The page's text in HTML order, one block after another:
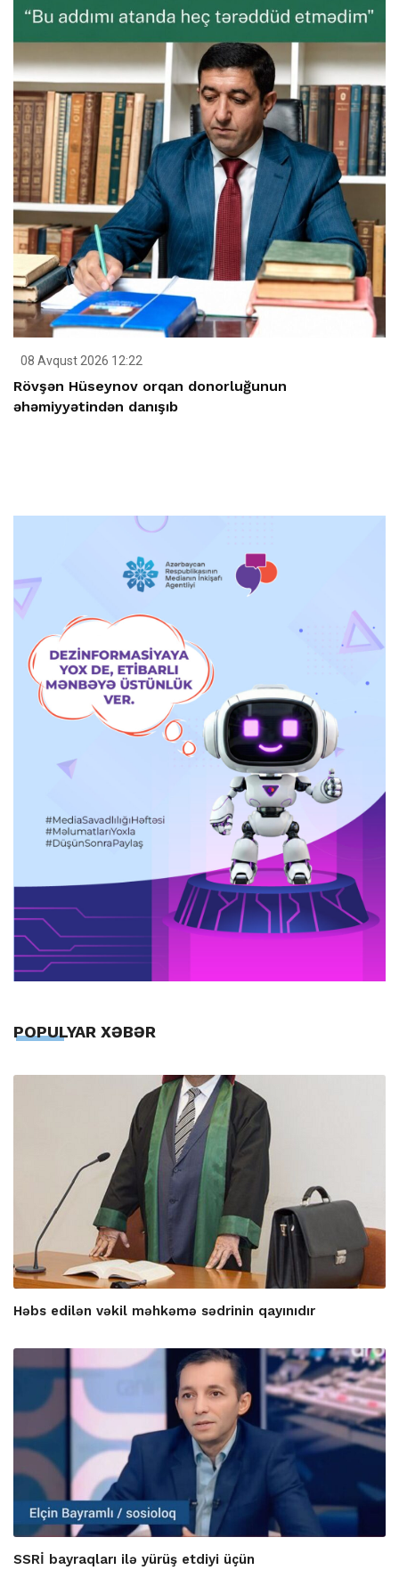
08 Avqust 2026 12:22
Rövşən Hüseynov orqan donorluğunun
əhəmiyyətindən danışıb
POPULYAR XƏBƏR
Həbs edilən vəkil məhkəmə sədrinin qayınıdır
SSRİ bayraqları ilə yürüş etdiyi üçün